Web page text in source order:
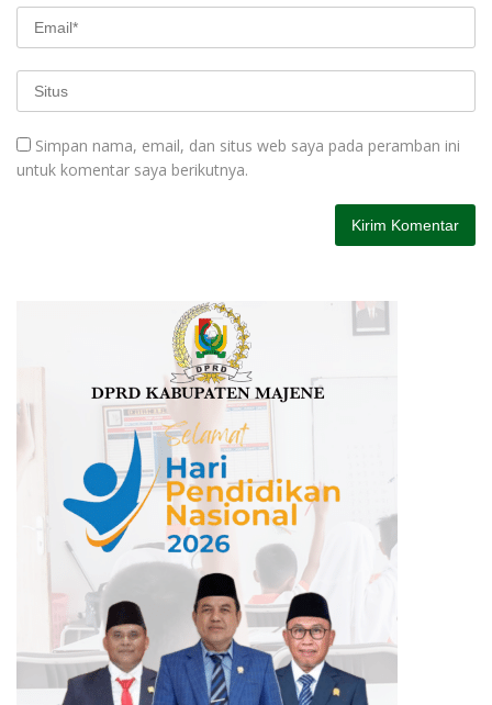
Simpan nama, email, dan situs web saya pada peramban ini
untuk komentar saya berikutnya.